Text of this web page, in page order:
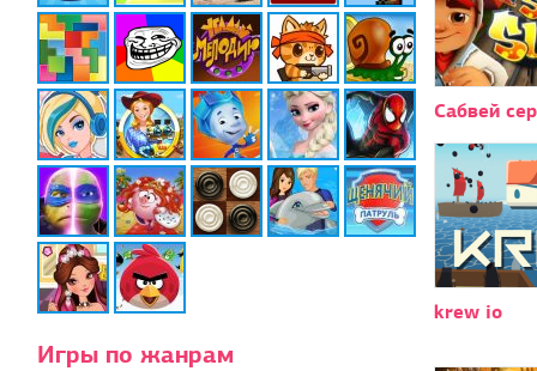
Игры по жанрам
Сабвей
krew io